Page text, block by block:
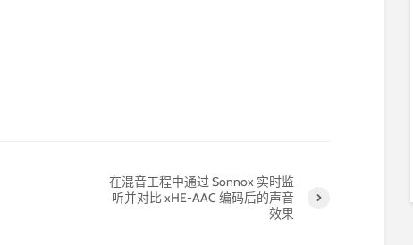
在混音工程中通过 Sonnox 实时监
听并对比 xHE-AAC 编码后的声音
效果